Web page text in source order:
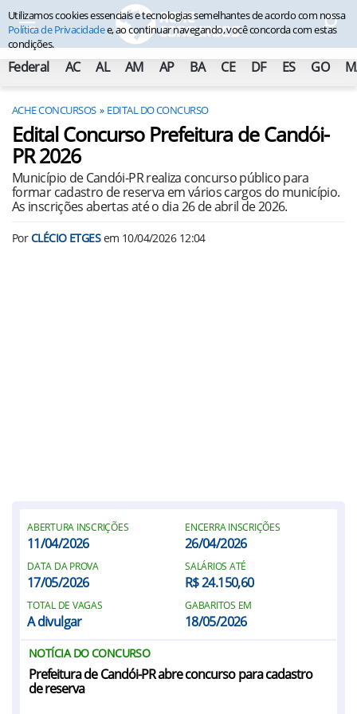
Federal AC AL AM AP BA CE DF ES GO
ACHE CONCURSOS EDITAL DO CONCURSO
Edital Concurso Prefeitura de Candói-
PR 2026
Município de Candói-PR realiza concurso público para
formar cadastro de reserva em vários cargos do município.
As inscrições abertas até o dia 26 de abril de 2026.
PorCLÉCIO ETGESem 10/04/2026 12:04
ABERTURA INSCRIÇÕES
11/04/2026
ENCERRA INSCRIÇÕES
26/04/2026
DATA DA PROVA
17/05/2026
SALÁRIOS ATÉ
R$ 24.150,60
TOTAL DE VAGAS
A divulgar
GABARITOS EM
18/05/2026
NOTÍCIA DO CONCURSO
Prefeitura de Candói-PR abre concurso para cadastro
de reserva
Utilizamos cookies essenciais e tecnologias semelhantes de acordo com nossa
Política de Privacidadee, ao continuar navegando, você concorda com estas
condições.